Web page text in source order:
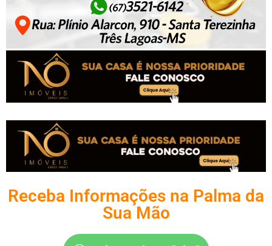
Receba Informações na Palma da
Sua Mão